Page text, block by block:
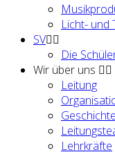
Licht- und
SV
Die
Wir über uns
Leitung
Geschichte
Lehrkräfte